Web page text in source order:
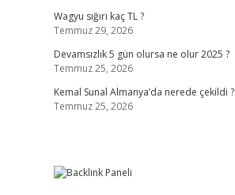
Wagyu sığırı kaç TL ?
Temmuz 29, 2026
Devamsızlık 5 gün olursa ne olur 2025 ?
Temmuz 25, 2026
Kemal Sunal Almanya’da nerede çekildi ?
Temmuz 25, 2026